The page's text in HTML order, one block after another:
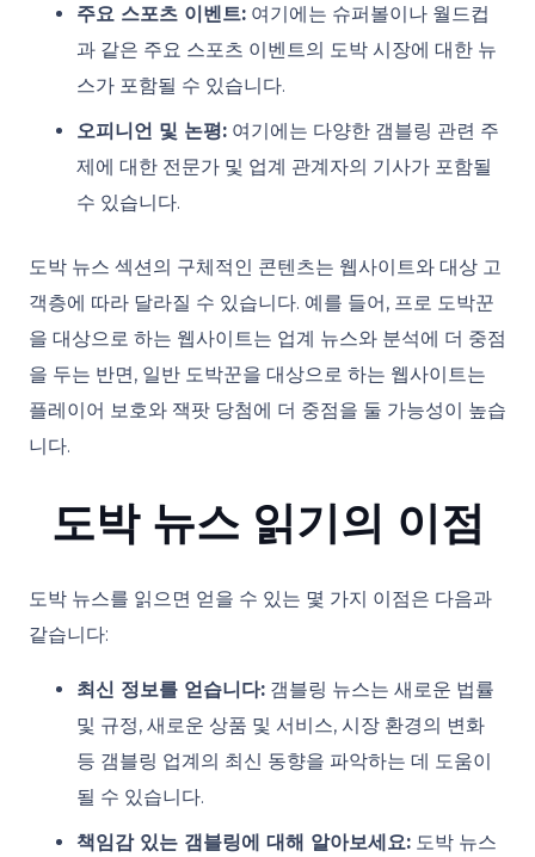
주요 스포츠 이벤트: 여기에는 슈퍼볼이나 월드컵
과 같은 주요 스포츠 이벤트의 도박 시장에 대한 뉴
스가 포함될 수 있습니다.
오피니언 및 논평: 여기에는 다양한 갬블링 관련 주
제에 대한 전문가 및 업계 관계자의 기사가 포함될
수 있습니다.
도박 뉴스 섹션의 구체적인 콘텐츠는 웹사이트와 대상 고
객층에 따라 달라질 수 있습니다. 예를 들어, 프로 도박꾼
을 대상으로 하는 웹사이트는 업계 뉴스와 분석에 더 중점
을 두는 반면, 일반 도박꾼을 대상으로 하는 웹사이트는
플레이어 보호와 잭팟 당첨에 더 중점을 둘 가능성이 높습
니다.
도박 뉴스 읽기의 이점
도박 뉴스를 읽으면 얻을 수 있는 몇 가지 이점은 다음과
같습니다:
최신 정보를 얻습니다: 갬블링 뉴스는 새로운 법률
및 규정, 새로운 상품 및 서비스, 시장 환경의 변화
등 갬블링 업계의 최신 동향을 파악하는 데 도움이
될 수 있습니다.
책임감 있는 갬블링에 대해 알아보세요: 도박 뉴스